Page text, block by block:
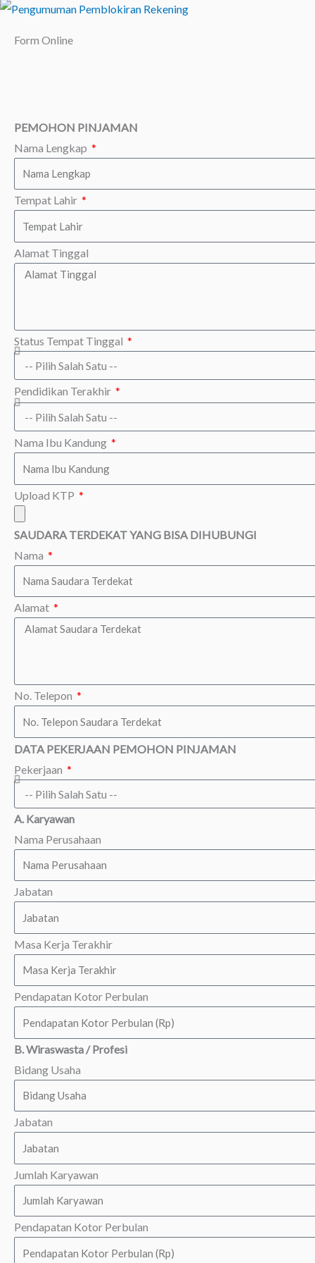
Form Online
PEMOHON PINJAMAN
Nama Lengkap
Tempat Lahir
Alamat Tinggal
Status Tempat Tinggal
Pendidikan Terakhir
Nama Ibu Kandung
Upload KTP
SAUDARA TERDEKAT YANG BISA DIHUBUNGI
Nama
Alamat
No. Telepon
DATA PEKERJAAN PEMOHON PINJAMAN
Pekerjaan
A. Karyawan
Nama Perusahaan
Jabatan
Masa Kerja Terakhir
Pendapatan Kotor Perbulan
B. Wiraswasta / Profesi
Bidang Usaha
Jabatan
Jumlah Karyawan
Pendapatan Kotor Perbulan